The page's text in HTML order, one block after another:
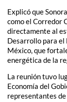
Explicó que
como el Corredor
directamente al
Desarrollo para el
México, que
energética de la
La reunión tuvo
Economía del
representantes